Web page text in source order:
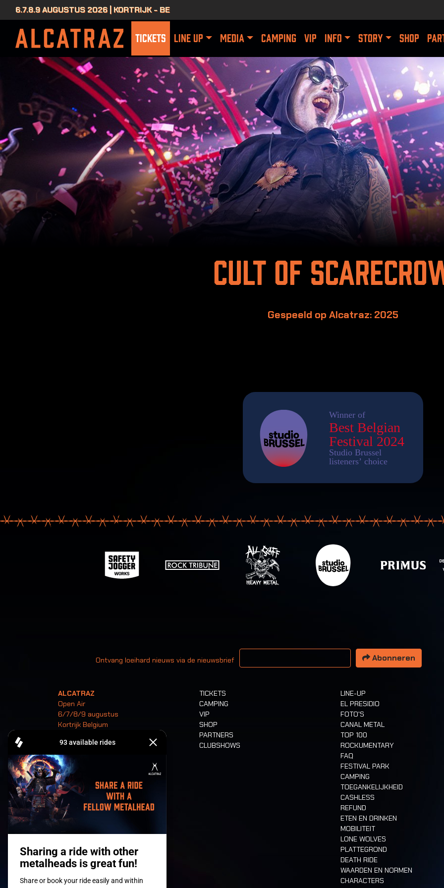
6.7.8.9 AUGUSTUS 2026 | KORTRIJK - BE
TICKETS LINE UP MEDIA CAMPING VIP INFO STORY SHOP
Cult of
Gespeeld op Alcatraz: 2025
Ontvang loeihard nieuws via de nieuwsbrief
Uw email adres
Abonneren
ALCATRAZ
Open Air
6/7/8/9 augustus
Kortrijk Belgium
Tickets
TICKETS
CAMPING
VIP
SHOP
PARTNERS
CLUBSHOWS
LINE-UP
EL PRESIDIO
FOTO'S
CANAL METAL
TOP 100
ROCKUMENTARY
FAQ
FESTIVAL PARK
CAMPING
TOEGANKELIJKHEID
CASHLESS
REFUND
ETEN EN DRINKEN
MOBILITEIT
LONE WOLVES
PLATTEGROND
DEATH RIDE
WAARDEN EN NORMEN
CHARACTERS